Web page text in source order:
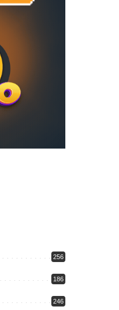
256
186
246